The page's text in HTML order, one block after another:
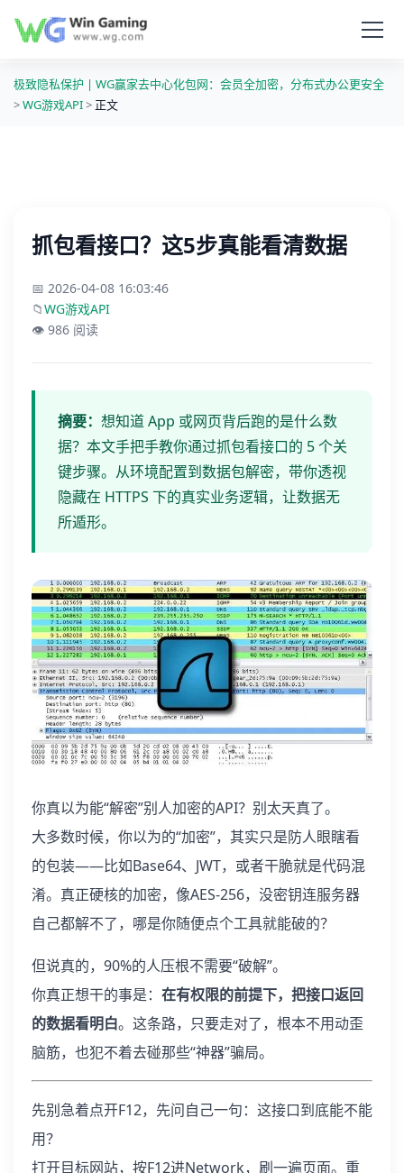
极致隐私保护 | WG赢家去中心化包网：会员全加密，分布式办公更安全
>WG游戏API> 正文
抓包看接口？这5步真能看清数据
📅 2026-04-08 16:03:46
📁WG游戏API
👁️ 986 阅读
摘要： 想知道 App 或网页背后跑的是什么数
据？本文手把手教你通过抓包看接口的 5 个关
键步骤。从环境配置到数据包解密，带你透视
隐藏在 HTTPS 下的真实业务逻辑，让数据无
所遁形。
你真以为能“解密”别人加密的API？别太天真了。
大多数时候，你以为的“加密”，其实只是防人眼瞎看
的包装——比如Base64、JWT，或者干脆就是代码混
淆。真正硬核的加密，像AES-256，没密钥连服务器
自己都解不了，哪是你随便点个工具就能破的？
但说真的，90%的人压根不需要“破解”。
你真正想干的事是： 在有权限的前提下，把接口返回
的数据看明白。这条路，只要走对了，根本不用动歪
脑筋，也犯不着去碰那些“神器”骗局。
先别急着点开F12，先问自己一句：这接口到底能不能
用？
打开目标网站，按F12进Network，刷一遍页面。重